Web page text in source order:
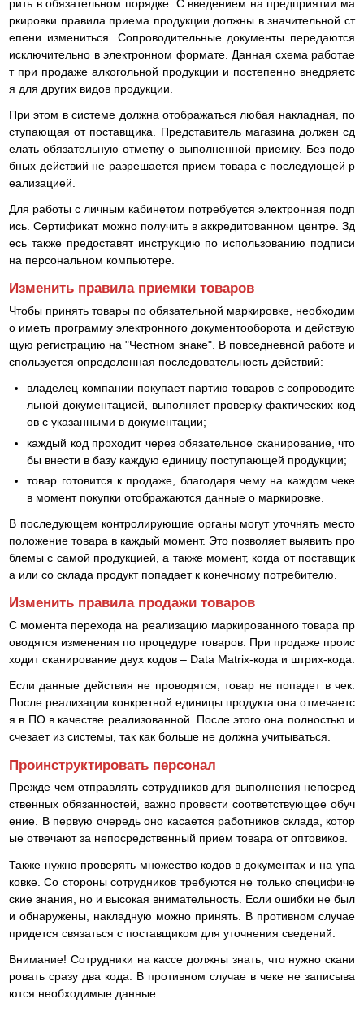
рить в обязательном порядке. С введением на предприятии ма
ркировки правила приема продукции должны в значительной ст
епени измениться. Сопроводительные документы передаются
исключительно в электронном формате. Данная схема работае
т при продаже алкогольной продукции и постепенно внедряетс
я для других видов продукции.
При этом в системе должна отображаться любая накладная, по
ступающая от поставщика. Представитель магазина должен сд
елать обязательную отметку о выполненной приемку. Без подо
бных действий не разрешается прием товара с последующей р
еализацией.
Для работы с личным кабинетом потребуется электронная подп
ись. Сертификат можно получить в аккредитованном центре. Зд
есь также предоставят инструкцию по использованию подписи
на персональном компьютере.
Изменить правила приемки товаров
Чтобы принять товары по обязательной маркировке, необходим
о иметь программу электронного документооборота и действую
щую регистрацию на "Честном знаке". В повседневной работе и
спользуется определенная последовательность действий:
владелец компании покупает партию товаров с сопроводите
льной документацией, выполняет проверку фактических код
ов с указанными в документации;
каждый код проходит через обязательное сканирование, что
бы внести в базу каждую единицу поступающей продукции;
товар готовится к продаже, благодаря чему на каждом чеке
в момент покупки отображаются данные о маркировке.
В последующем контролирующие органы могут уточнять место
положение товара в каждый момент. Это позволяет выявить про
блемы с самой продукцией, а также момент, когда от поставщик
а или со склада продукт попадает к конечному потребителю.
Изменить правила продажи товаров
С момента перехода на реализацию маркированного товара пр
оводятся изменения по процедуре товаров. При продаже проис
ходит сканирование двух кодов – Data Matrix-кода и штрих-кода.
Если данные действия не проводятся, товар не попадет в чек.
После реализации конкретной единицы продукта она отмечаетс
я в ПО в качестве реализованной. После этого она полностью и
счезает из системы, так как больше не должна учитываться.
Проинструктировать персонал
Прежде чем отправлять сотрудников для выполнения непосред
ственных обязанностей, важно провести соответствующее обуч
ение. В первую очередь оно касается работников склада, котор
ые отвечают за непосредственный прием товара от оптовиков.
Также нужно проверять множество кодов в документах и на упа
ковке. Со стороны сотрудников требуются не только специфиче
ские знания, но и высокая внимательность. Если ошибки не был
и обнаружены, накладную можно принять. В противном случае
придется связаться с поставщиком для уточнения сведений.
Внимание! Сотрудники на кассе должны знать, что нужно скани
ровать сразу два кода. В противном случае в чеке не записыва
ются необходимые данные.